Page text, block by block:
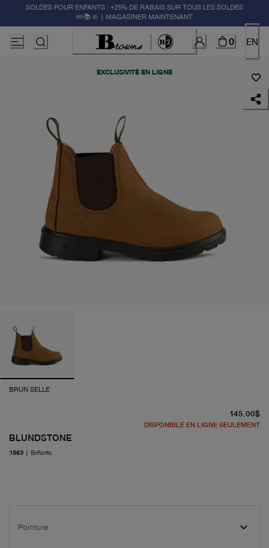
SOLDES POUR ENFANTS : +25% DE RABAIS SUR TOUS LES SOLDES
✏️📚🚸 | MAGASINER MAINTENANT
0 EN
EXCLUSIVITÉ EN LIGNE
BRUN SELLE
BLUNDSTONE
1563 | Enfants
145.00$
DISPONIBLE EN LIGNE SEULEMENT
Pointure